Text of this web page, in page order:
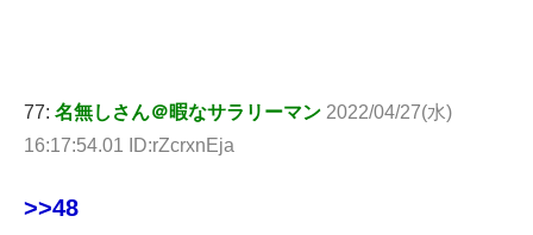
77: 名無しさん＠暇なサラリーマン 2022/04/27(水)
16:17:54.01 ID:rZcrxnEja
>>48